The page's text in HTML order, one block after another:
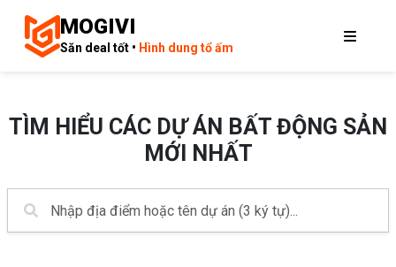
MOGIVI
Săn deal tốt • Hình dung tổ ấm
TÌM HIỂU CÁC DỰ ÁN BẤT ĐỘNG SẢN
MỚI NHẤT